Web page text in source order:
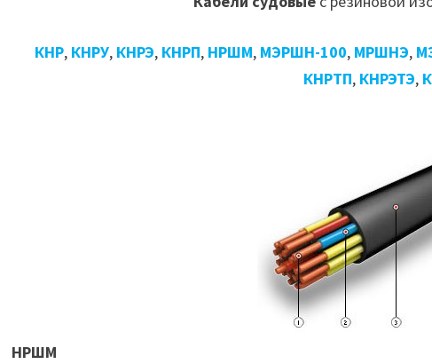
КНР, КНРУ, КНРЭ, КНРП, НРШМ, МЭРШН-100, МРШНЭ,
КНРТП, КНРЭТЭ,
НРШМ